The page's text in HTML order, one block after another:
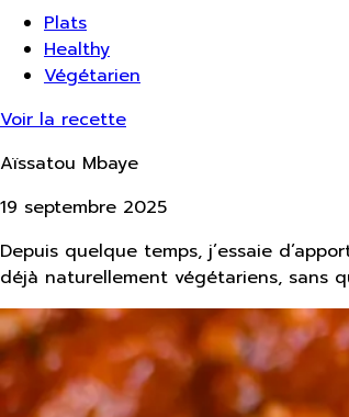
Plats
Healthy
Végétarien
Voir la recette
Aïssatou Mbaye
19 septembre 2025
Depuis quelque temps, j’essaie
déjà naturellement végétariens, sans